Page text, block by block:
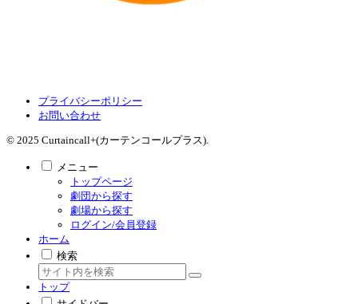
プライバシーポリシー
お問い合わせ
© 2025 Curtaincall+(カーテンコールプラス).
メニュー
トップページ
劇団から探す
劇場から探す
ログイン/会員登録
ホーム
検索
トップ